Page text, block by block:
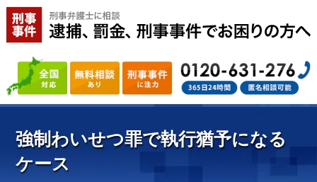
強制わいせつ罪で執行猶予になる
ケース